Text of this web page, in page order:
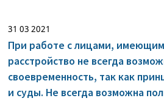
31 03 2021
При работе с лицами,
расстройство не всегда
своевременность, так как
и суды. Не всегда возможна